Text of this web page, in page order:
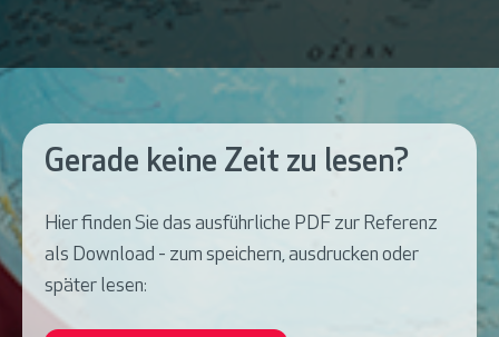
Gerade keine Zeit zu lesen?
Hier finden Sie das ausführliche PDF zur Referenz
als Download - zum speichern, ausdrucken oder
später lesen: